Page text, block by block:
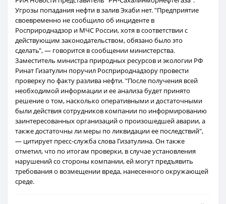
Угрозы попадания нефти в залив Эхаби нет. "Предприятие
своевременно не сообщило об инциденте в
Росприроднадзор и МЧС России, хотя в соответствии с
действующим законодательством, обязано было это
сделать", — говорится в сообщении министерства.
Заместитель министра природных ресурсов и экологии РФ
Ринат Гизатулин поручил Росприроднадзору провести
проверку по факту разлива нефти. "После получения всей
необходимой информации и ее анализа будет принято
решение о том, насколько оперативными и достаточными
были действия сотрудников компании по информированию
заинтересованных организаций о произошедшей аварии, а
также достаточны ли меры по ликвидации ее последствий",
— цитирует пресс-служба слова Гизатулина. Он также
отметил, что по итогам проверки, в случае установления
нарушений со стороны компании, ей могут предъявить
требования о возмещении вреда, нанесенного окружающей
среде.